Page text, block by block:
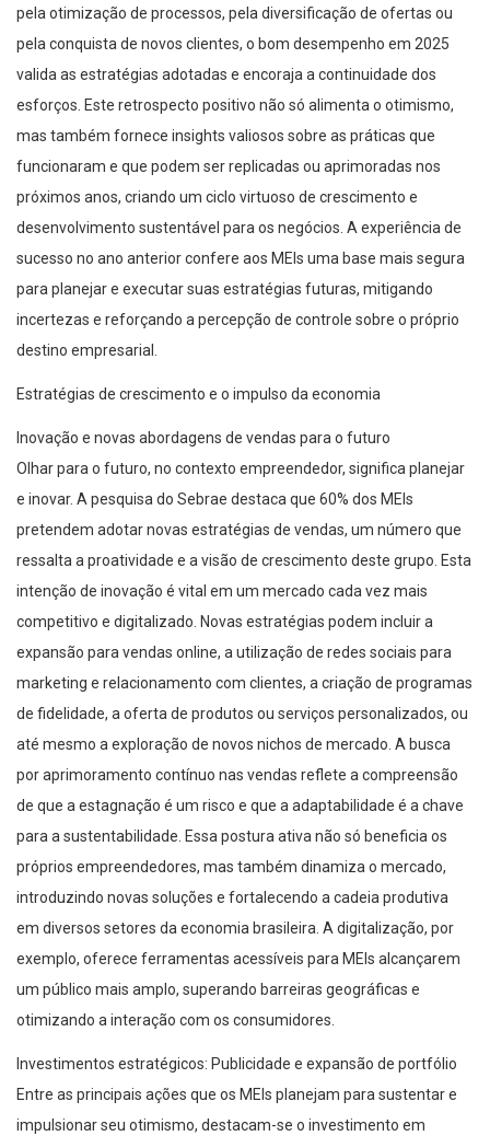
pela otimização de processos, pela diversificação de ofertas ou
pela conquista de novos clientes, o bom desempenho em 2025
valida as estratégias adotadas e encoraja a continuidade dos
esforços. Este retrospecto positivo não só alimenta o otimismo,
mas também fornece insights valiosos sobre as práticas que
funcionaram e que podem ser replicadas ou aprimoradas nos
próximos anos, criando um ciclo virtuoso de crescimento e
desenvolvimento sustentável para os negócios. A experiência de
sucesso no ano anterior confere aos MEIs uma base mais segura
para planejar e executar suas estratégias futuras, mitigando
incertezas e reforçando a percepção de controle sobre o próprio
destino empresarial.
Estratégias de crescimento e o impulso da economia
Inovação e novas abordagens de vendas para o futuro
Olhar para o futuro, no contexto empreendedor, significa planejar
e inovar. A pesquisa do Sebrae destaca que 60% dos MEIs
pretendem adotar novas estratégias de vendas, um número que
ressalta a proatividade e a visão de crescimento deste grupo. Esta
intenção de inovação é vital em um mercado cada vez mais
competitivo e digitalizado. Novas estratégias podem incluir a
expansão para vendas online, a utilização de redes sociais para
marketing e relacionamento com clientes, a criação de programas
de fidelidade, a oferta de produtos ou serviços personalizados, ou
até mesmo a exploração de novos nichos de mercado. A busca
por aprimoramento contínuo nas vendas reflete a compreensão
de que a estagnação é um risco e que a adaptabilidade é a chave
para a sustentabilidade. Essa postura ativa não só beneficia os
próprios empreendedores, mas também dinamiza o mercado,
introduzindo novas soluções e fortalecendo a cadeia produtiva
em diversos setores da economia brasileira. A digitalização, por
exemplo, oferece ferramentas acessíveis para MEIs alcançarem
um público mais amplo, superando barreiras geográficas e
otimizando a interação com os consumidores.
Investimentos estratégicos: Publicidade e expansão de portfólio
Entre as principais ações que os MEIs planejam para sustentar e
impulsionar seu otimismo, destacam-se o investimento em